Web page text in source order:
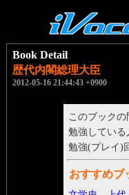
Book Detail
歴代内閣総理大臣
2012-05-16 21:44:43 +0900
このブックの
勉強してい
勉強(プレイ)
おすすめブ